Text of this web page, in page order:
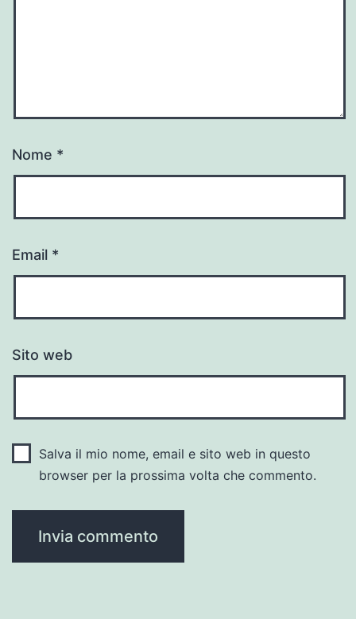
Nome *
Email *
Sito web
Salva il mio nome, email e sito web in questo
browser per la prossima volta che commento.